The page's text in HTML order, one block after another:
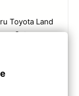
Toyota Land
Octa-core